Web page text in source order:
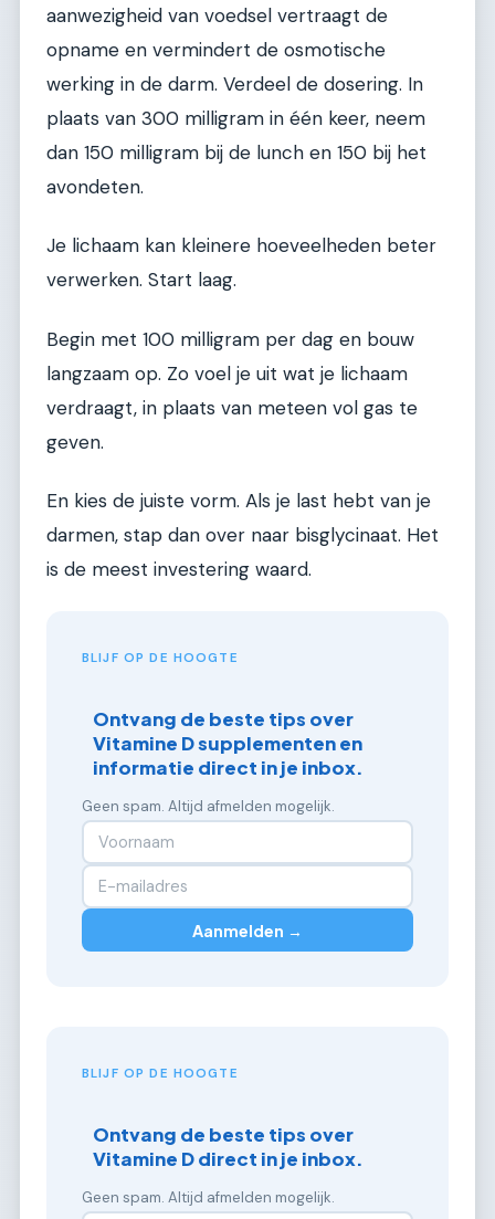
aanwezigheid van voedsel vertraagt de
opname en vermindert de osmotische
werking in de darm. Verdeel de dosering. In
plaats van 300 milligram in één keer, neem
dan 150 milligram bij de lunch en 150 bij het
avondeten.
Je lichaam kan kleinere hoeveelheden beter
verwerken. Start laag.
Begin met 100 milligram per dag en bouw
langzaam op. Zo voel je uit wat je lichaam
verdraagt, in plaats van meteen vol gas te
geven.
En kies de juiste vorm. Als je last hebt van je
darmen, stap dan over naar bisglycinaat. Het
is de meest investering waard.
BLIJF OP DE HOOGTE
Ontvang de beste tips over
Vitamine D supplementen en
informatie direct in je inbox.
Geen spam. Altijd afmelden mogelijk.
Aanmelden →
BLIJF OP DE HOOGTE
Ontvang de beste tips over
Vitamine D direct in je inbox.
Geen spam. Altijd afmelden mogelijk.